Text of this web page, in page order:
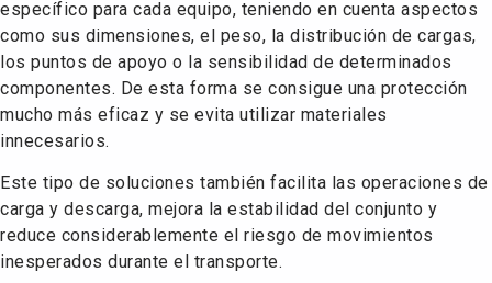
específico para cada equipo, teniendo en cuenta aspectos
como sus dimensiones, el peso, la distribución de cargas,
los puntos de apoyo o la sensibilidad de determinados
componentes. De esta forma se consigue una protección
mucho más eficaz y se evita utilizar materiales
innecesarios.
Este tipo de soluciones también facilita las operaciones de
carga y descarga, mejora la estabilidad del conjunto y
reduce considerablemente el riesgo de movimientos
inesperados durante el transporte.